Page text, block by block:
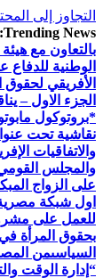
التجاوز إلى
Trending News:
بالتعاون مع هيئة
الوطنية للدفاع
الأفريقي لحقوق
الجزء الاول –
*بروتوكول
نقاشية تحت
والاتفاقيات
والمجلس
على الزواج
اول شبكة مصرية
للعمل على
بحقوق المرأة في
السياسىمن
“إدارة الوقت